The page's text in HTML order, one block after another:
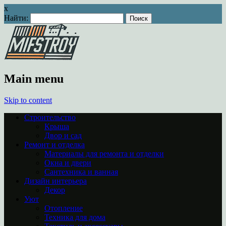
x
Найти:
Main menu
Skip to content
Строительство
Крыша
Двор и сад
Ремонт и отделка
Материалы для ремонта и отделки
Окна и двери
Сантехника и ванная
Дизайн интерьера
Декор
Уют
Отопление
Техника для дома